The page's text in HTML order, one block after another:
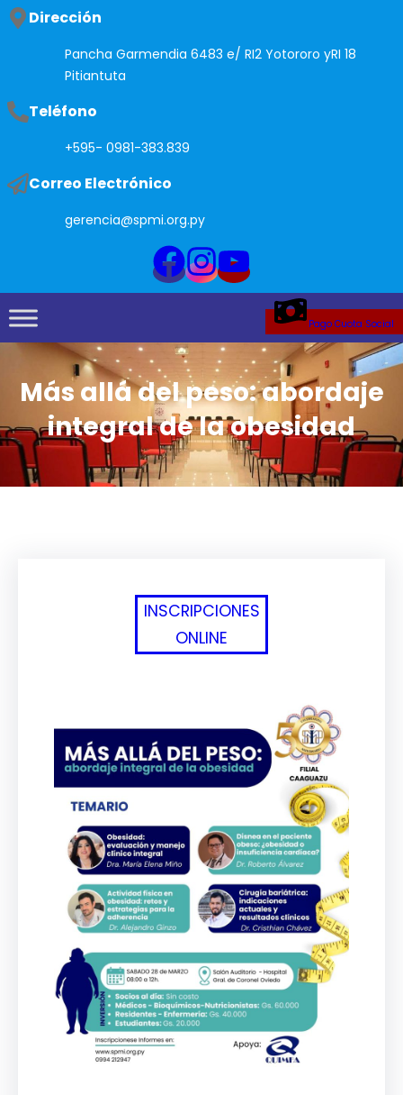
Saltar
contenido
Dirección
Pancha Garmendia 6483 e/ RI2 Yotororo yRI 18
Pitiantuta
Teléfono
+595- 0981-383.839
Correo Electrónico
gerencia@spmi.org.py
Pago Cuota Social
Más allá del peso: abordaje
integral de la obesidad
INSCRIPCIONES
ONLINE